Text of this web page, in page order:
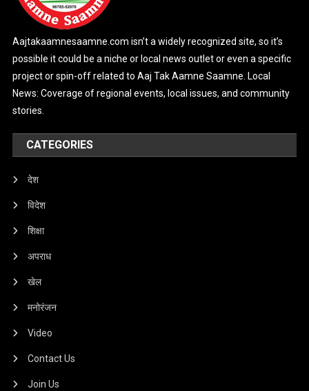
Aajtakaamnesaamne.com isn’t a widely recognized site, so it’s
possible it could be a niche or local news outlet or even a specific
project or spin-off related to Aaj Tak Aamne Saamne. Local
News: Coverage of regional events, local issues, and community
stories.
CATEGORIES
देश
विदेश
शिक्षा
अपराध
खेल
मनोरंजन
Video
Contact Us
Join Us